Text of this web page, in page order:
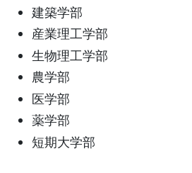
建築学部
産業理工学部
生物理工学部
農学部
医学部
薬学部
短期大学部